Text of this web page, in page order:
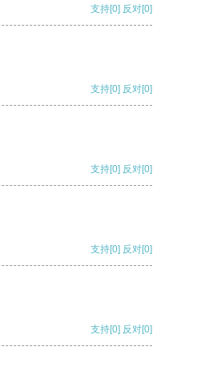
支持[0] 反对[0]
支持[0] 反对[0]
支持[0] 反对[0]
支持[0] 反对[0]
支持[0] 反对[0]